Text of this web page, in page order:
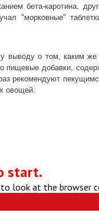
бета-каротина,
"морковные"
выводу о том, каким
пищевые добавки,
рекомендуют
овощей.
start.
look at the browser